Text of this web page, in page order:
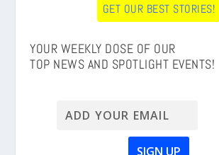
GET OUR BEST STORIES!
YOUR WEEKLY DOSE OF OUR
TOP NEWS AND SPOTLIGHT EVENTS!